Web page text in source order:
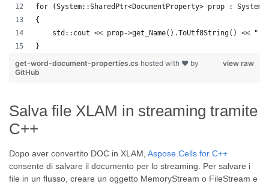
for (System::SharedPtr<DocumentProperty> prop :
{
std::cout << prop->get_Name().ToUtf8String() << "
}
view raw
get-word-document-properties.cs hosted with ❤ by
GitHub
Salva file XLAM in streaming tramite
C++
Dopo aver convertito DOC in XLAM, Aspose.Cells for C++
consente di salvare il documento per lo streaming. Per salvare i
file in un flusso, creare un oggetto MemoryStream o FileStream e